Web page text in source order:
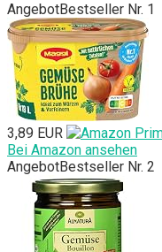
AngebotBestseller Nr. 1
3,89 EUR
Bei Amazon ansehen
AngebotBestseller Nr. 2